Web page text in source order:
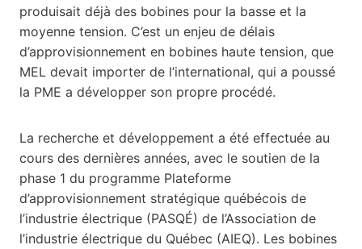
produisait déjà des bobines pour la basse et la
moyenne tension. C’est un enjeu de délais
d’approvisionnement en bobines haute tension, que
MEL devait importer de l’international, qui a poussé
la PME a développer son propre procédé.
La recherche et développement a été effectuée au
cours des dernières années, avec le soutien de la
phase 1 du programme Plateforme
d’approvisionnement stratégique québécois de
l’industrie électrique (PASQÉ) de l’Association de
l’industrie électrique du Québec (AIEQ). Les bobines